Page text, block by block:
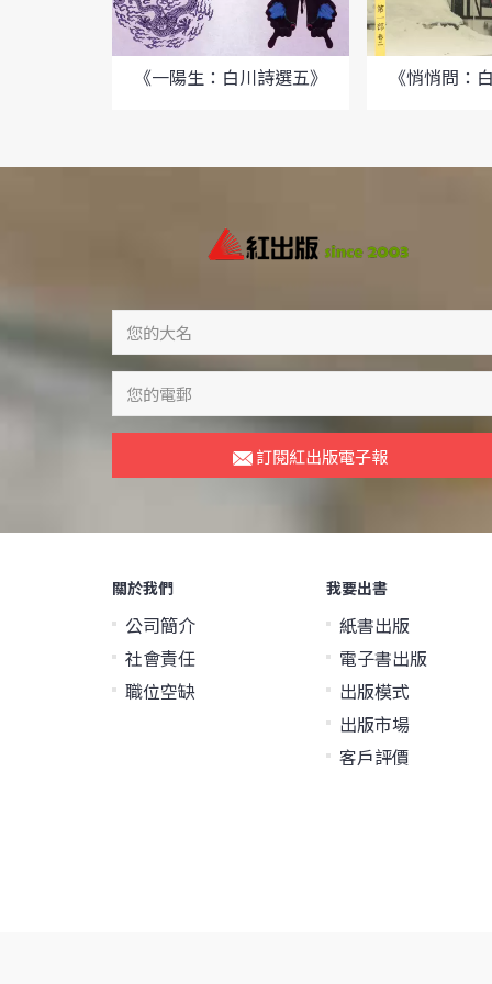
《一陽生：白川詩選五》 《悄悄問：
訂閱紅出版電子報
關於我們
公司簡介
社會責任
職位空缺
我要出書
紙書出版
電子書出版
出版模式
出版市場
客戶評價